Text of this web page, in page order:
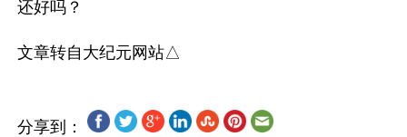
还好吗？
分享到：